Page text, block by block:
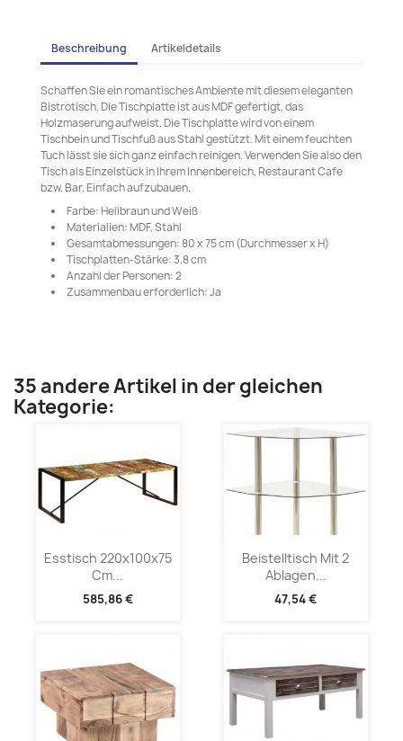
Beschreibung Artikeldetails
Schaffen Sie ein romantisches Ambiente mit diesem eleganten
Bistrotisch. Die Tischplatte ist aus MDF gefertigt, das
Holzmaserung aufweist. Die Tischplatte wird von einem
Tischbein und Tischfuß aus Stahl gestützt. Mit einem feuchten
Tuch lässt sie sich ganz einfach reinigen. Verwenden Sie also den
Tisch als Einzelstück in Ihrem Innenbereich, Restaurant Cafe
bzw. Bar. Einfach aufzubauen.
Farbe: Hellbraun und Weiß
Materialien: MDF, Stahl
Gesamtabmessungen: 80 x 75 cm (Durchmesser x H)
Tischplatten-Stärke: 3,8 cm
Anzahl der Personen: 2
Zusammenbau erforderlich: Ja
35 andere Artikel in der gleichen
Kategorie:
Esstisch 220x100x75
Cm...
585,86 €
Beistelltisch Mit 2
Ablagen...
47,54 €